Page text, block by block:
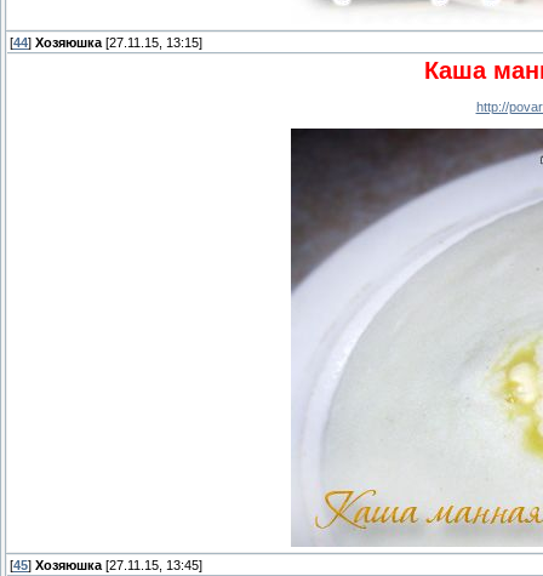
[44] Хозяюшка [27.11.15, 13:15]
Каша
http://
[45] Хозяюшка [27.11.15, 13:45]